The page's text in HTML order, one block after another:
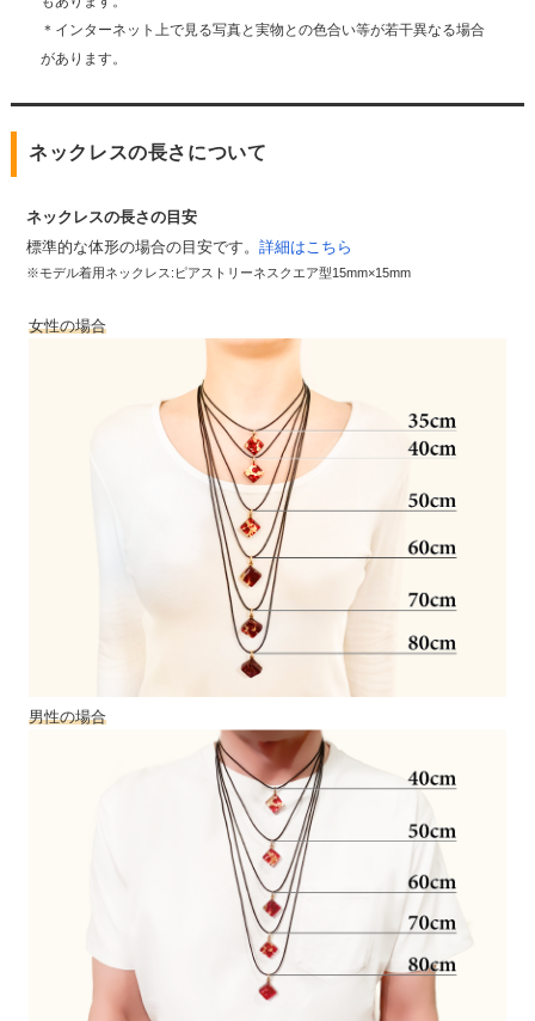
＊インターネット上で見る写真と実物との色合い等が若干異なる場合
があります。
ネックレスの長さについて
ネックレスの長さの目安
標準的な体形の場合の目安です。 詳細はこちら
※モデル着用ネックレス:ピアストリーネスクエア型15mm×15mm
女性の場合
男性の場合